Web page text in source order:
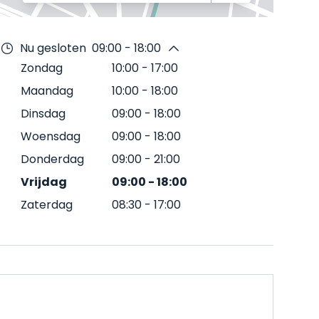
Nu gesloten 09:00 - 18:00
Zondag
10:00 - 17:00
Maandag
10:00 - 18:00
Dinsdag
09:00 - 18:00
Woensdag
09:00 - 18:00
Donderdag
09:00 - 21:00
Vrijdag
09:00 -18:00
Zaterdag
08:30 - 17:00